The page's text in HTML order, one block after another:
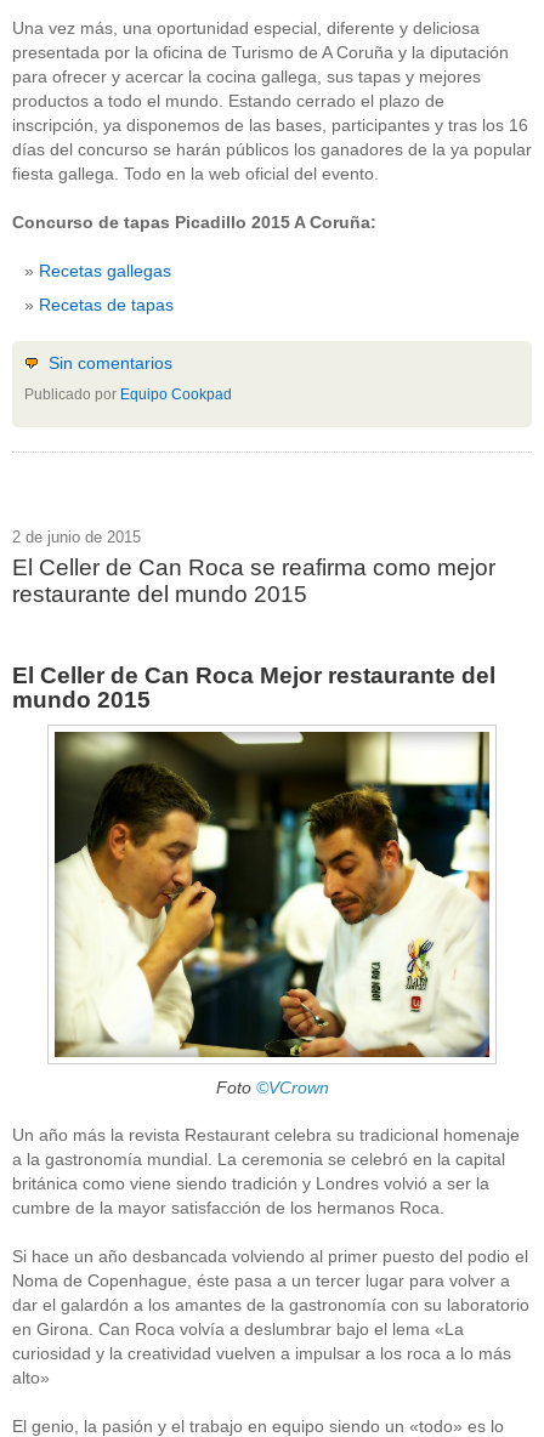
Una vez más, una oportunidad especial, diferente y deliciosa
presentada por la oficina de Turismo de A Coruña y la diputación
para ofrecer y acercar la cocina gallega, sus tapas y mejores
productos a todo el mundo. Estando cerrado el plazo de
inscripción, ya disponemos de las bases, participantes y tras los 16
días del concurso se harán públicos los ganadores de la ya popular
fiesta gallega. Todo en la web oficial del evento.
Concurso de tapas Picadillo 2015 A Coruña:
Recetas gallegas
Recetas de tapas
Sin comentarios
Publicado por Equipo Cookpad
2 de junio de 2015
El Celler de Can Roca se reafirma como mejor
restaurante del mundo 2015
El Celler de Can Roca Mejor restaurante del
mundo 2015
Foto ©VCrown
Un año más la revista Restaurant celebra su tradicional homenaje
a la gastronomía mundial. La ceremonia se celebró en la capital
británica como viene siendo tradición y Londres volvió a ser la
cumbre de la mayor satisfacción de los hermanos Roca.
Si hace un año desbancada volviendo al primer puesto del podio el
Noma de Copenhague, éste pasa a un tercer lugar para volver a
dar el galardón a los amantes de la gastronomía con su laboratorio
en Girona. Can Roca volvía a deslumbrar bajo el lema «La
curiosidad y la creatividad vuelven a impulsar a los roca a lo más
alto»
El genio, la pasión y el trabajo en equipo siendo un «todo» es lo